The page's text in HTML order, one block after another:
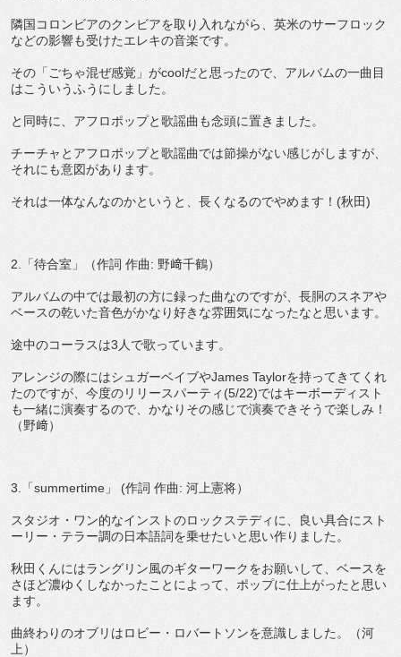
隣国コロンビアのクンビアを取り入れながら、英米のサーフロック
などの影響も受けたエレキの音楽です。
その「ごちゃ混ぜ感覚」がcoolだと思ったので、アルバムの一曲目
はこういうふうにしました。
と同時に、アフロポップと歌謡曲も念頭に置きました。
チーチャとアフロポップと歌謡曲では節操がない感じがしますが、
それにも意図があります。
それは一体なんなのかというと、長くなるのでやめます！(秋田)
2.「待合室」（作詞 作曲: 野﨑千鶴）
アルバムの中では最初の方に録った曲なのですが、長胴のスネアや
ベースの乾いた音色がかなり好きな雰囲気になったなと思います。
途中のコーラスは3人で歌っています。
アレンジの際にはシュガーベイブやJames Taylorを持ってきてくれ
たのですが、今度のリリースパーティ(5/22)ではキーボーディスト
も一緒に演奏するので、かなりその感じで演奏できそうで楽しみ！
（野﨑）
3.「summertime」 (作詞 作曲: 河上憲将）
スタジオ・ワン的なインストのロックステディに、良い具合にスト
ーリー・テラー調の日本語詞を乗せたいと思い作りました。
秋田くんにはラングリン風のギターワークをお願いして、ベースを
さほど濃ゆくしなかったことによって、ポップに仕上がったと思い
ます。
曲終わりのオブリはロビー・ロバートソンを意識しました。（河
上）